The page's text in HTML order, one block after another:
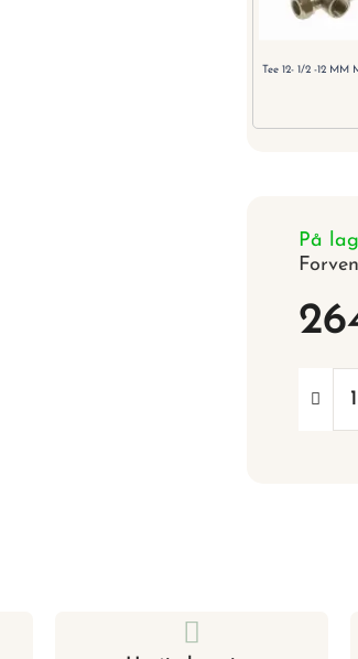
Tee 12- 1/2 -12 MM
På